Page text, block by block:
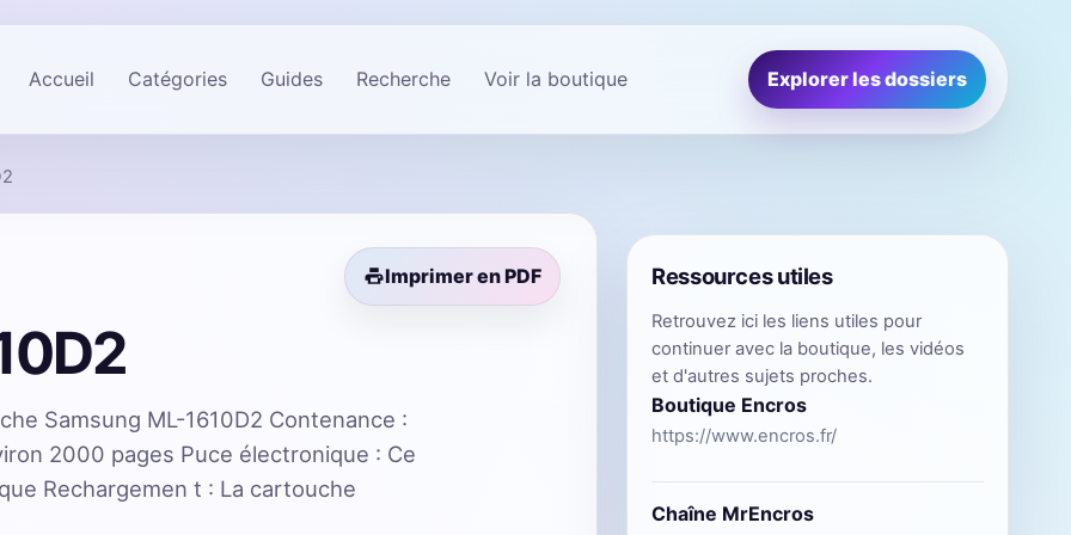
Accueil Catégories Guides Recherche Voir la boutique Explorer les dossiers
Imprimer en PDF
Samsung ML-1610D2 Contenance :
2000 pages Puce électronique : Ce
Rechargemen t : La cartouche
Ressources utiles
Retrouvez ici les liens utiles pour
continuer avec la boutique, les vidéos
et d'autres sujets proches.
Boutique Encros
https://www.encros.fr/
Chaîne MrEncros